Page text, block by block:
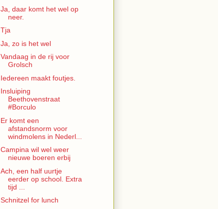
Ja, daar komt het wel op
neer.
Tja
Ja, zo is het wel
Vandaag in de rij voor
Grolsch
Iedereen maakt foutjes.
Insluiping
Beethovenstraat
#Borculo
Er komt een
afstandsnorm voor
windmolens in Nederl...
Campina wil wel weer
nieuwe boeren erbij
Ach, een half uurtje
eerder op school. Extra
tijd ...
Schnitzel for lunch